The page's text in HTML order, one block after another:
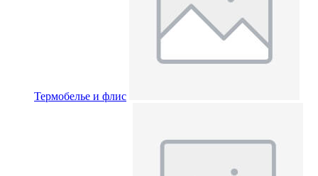
Термобелье и флис